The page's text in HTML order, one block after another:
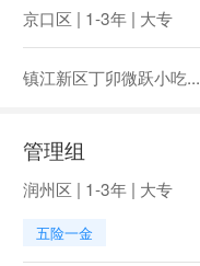
京口区 | 1-3年 | 大专
镇江新区丁卯微跃小吃...
管理组
润州区 | 1-3年 | 大专
五险一金